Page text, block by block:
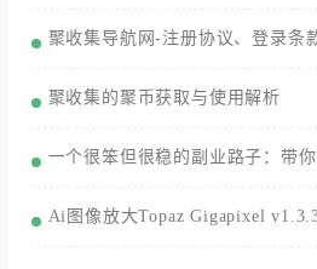
聚收集导航网-注册协议、登录条
聚收集的聚币获取与使用解析
一个很笨但很稳的副业路子：带你进入
Ai图像放大Topaz Gigapixel